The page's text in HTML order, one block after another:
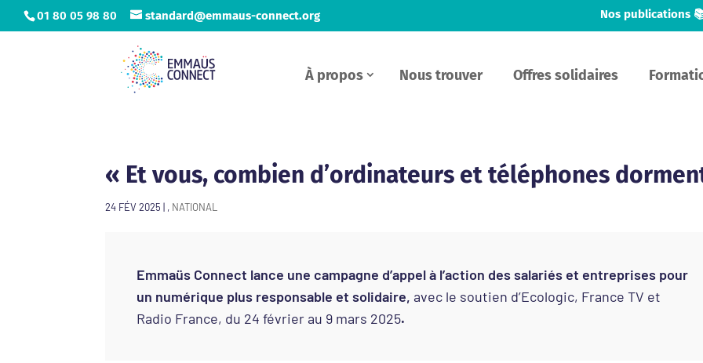
01 80 05 98 80 standard@emmaus-connect.org Nos publications
À propos Nous trouver Offres solidaires
« Et vous, combien d’ordinateurs et téléphones
24 FÉV 2025 | , NATIONAL
Emmaüs Connect lance une campagne d’appel à l’action des salariés et entreprises pour
un numérique plus responsable et solidaire,avec le soutien d’Ecologic, France TV et
Radio France, du 24 février au 9 mars 2025.